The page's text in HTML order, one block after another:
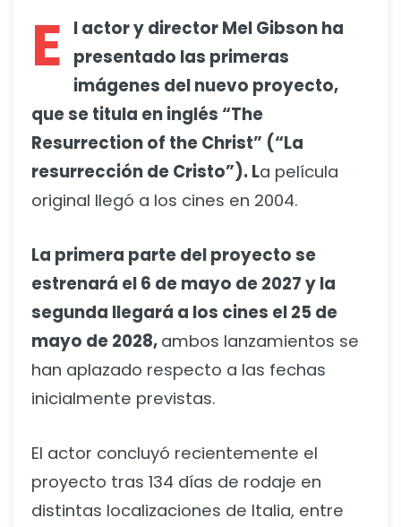
E
l actor y director Mel Gibson ha
presentado las primeras
imágenes del nuevo proyecto,
que se titula en inglés “The
Resurrection of the Christ” (“La
resurrección de Cristo”). La película
original llegó a los cines en 2004.
La primera parte del proyecto se
estrenará el 6 de mayo de 2027 y la
segunda llegará a los cines el 25 de
mayo de 2028, ambos lanzamientos se
han aplazado respecto a las fechas
inicialmente previstas.
El actor concluyó recientemente el
proyecto tras 134 días de rodaje en
distintas localizaciones de Italia, entre